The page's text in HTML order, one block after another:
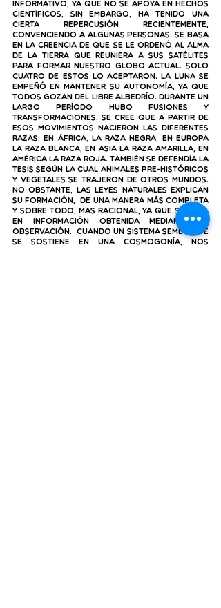
informativo, ya que no se apoya en hechos
científicos, sin embargo, ha tenido una
cierta repercusión recientemente,
convenciendo a algunas personas. Se basa
en la creencia de que se le ordenó al alma
de la Tierra que reuniera a sus satélites
para formar nuestro globo actual. Solo
cuatro de estos lo aceptaron. La Luna se
empeñó en mantener su autonomía, ya que
todos gozan del libre albedrío. Durante un
largo período hubo fusiones y
transformaciones. Se cree que a partir de
esos movimientos nacieron las diferentes
razas: en África, la raza negra, en Europa
la raza blanca, en Asia la raza amarilla, en
América la raza roja. También se defendía la
tesis según la cual animales pre-históricos
y vegetales se trajeron de otros mundos.
No obstante, las leyes naturales explican
su formación,  de una manera más completa
y sobre todo, mas racional, ya que se basa
en información obtenida mediante la
observación.  Cuando un sistema semejante
se sostiene en una cosmogonía, nos